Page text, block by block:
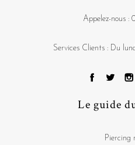
Appelez-nous :
Services Clients : Du
Le guide
Piercing